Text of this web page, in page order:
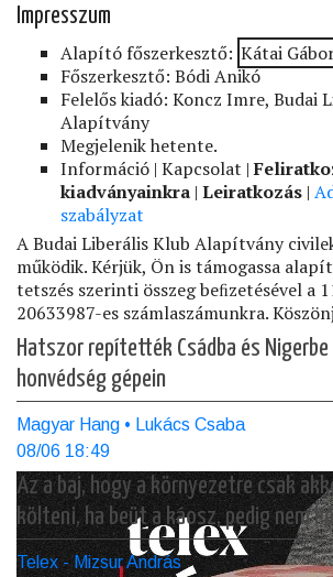
Impresszum
Alapító főszerkesztő: Kátai
Főszerkesztő: Bódi Anikó
Felelős kiadó: Koncz Imre, Budai
Alapítvány
Megjelenik hetente.
Információ | Kapcsolat |
kiadványainkra | Leiratkozás |
szabályzat
A Budai Liberális Klub Alapítvány
működik. Kérjük, Ön is támogassa
tetszés szerinti összeg beﬁzetésével a
20633987-es számlaszámunkra.
Hatszor repítették Csádba és Nigerbe
honvédség gépein
Magyar Hang • Lukács Csaba
08/06 18:49
Az a baj, hogy a környezetre csak
költeni, ha beüt a káosz, pedig nem
Telex - Mizsur András